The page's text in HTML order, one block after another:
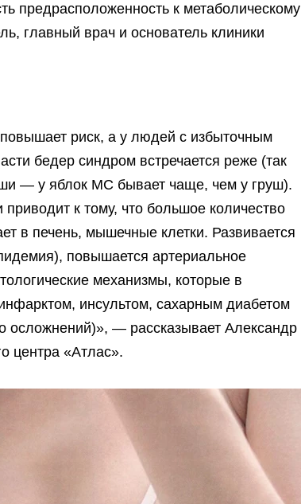
предрасположенность к метаболическому
главный врач и основатель клиники
риск, а у людей с избыточным
бедер синдром встречается реже (так
— у яблок МС бывает чаще, чем у груш).
к тому, что большое количество
в печень, мышечные клетки. Развивается
повышается артериальное
механизмы, которые в
инсультом, сахарным диабетом
осложнений)», — рассказывает Александр
центра «Атлас».